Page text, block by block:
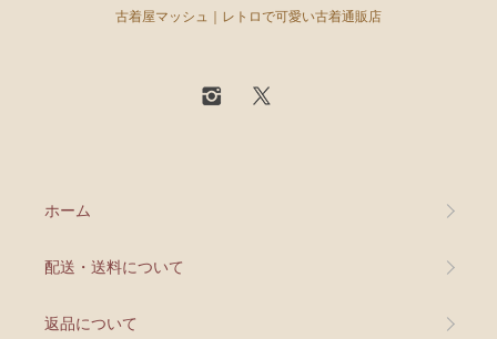
古着屋マッシュ｜レトロで可愛い古着通販店
ホーム
配送・送料について
返品について